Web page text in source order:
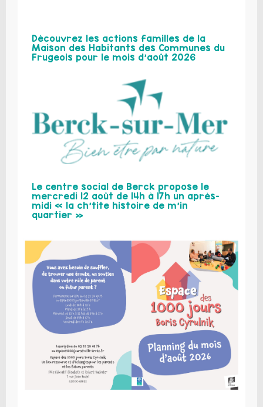
Découvrez les actions familles de la
Maison des Habitants des Communes du
Frugeois pour le mois d’août 2026
Le centre social de Berck propose le
mercredi 12 août de 14h à 17h un après-
midi « la ch’tite histoire de m’in
quartier »